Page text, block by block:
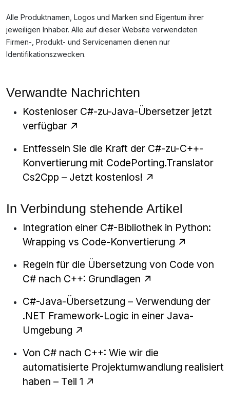
Alle Produktnamen, Logos und Marken sind Eigentum ihrer
jeweiligen Inhaber. Alle auf dieser Website verwendeten
Firmen-, Produkt- und Servicenamen dienen nur
Identifikationszwecken.
Verwandte Nachrichten
Kostenloser C#-zu-Java-Übersetzer jetzt
verfügbar
Entfesseln Sie die Kraft der C#-zu-C++-
Konvertierung mit CodePorting.Translator
Cs2Cpp – Jetzt kostenlos!
In Verbindung stehende Artikel
Integration einer C#-Bibliothek in Python:
Wrapping vs Code-Konvertierung
Regeln für die Übersetzung von Code von
C# nach C++: Grundlagen
C#-Java-Übersetzung – Verwendung der
.NET Framework-Logic in einer Java-
Umgebung
Von C# nach C++: Wie wir die
automatisierte Projektumwandlung realisiert
haben – Teil 1